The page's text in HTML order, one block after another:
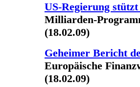
US-Regierung
Milliarden-Programm
(18.02.09)
Geheimer Bericht
Europäische
(18.02.09)